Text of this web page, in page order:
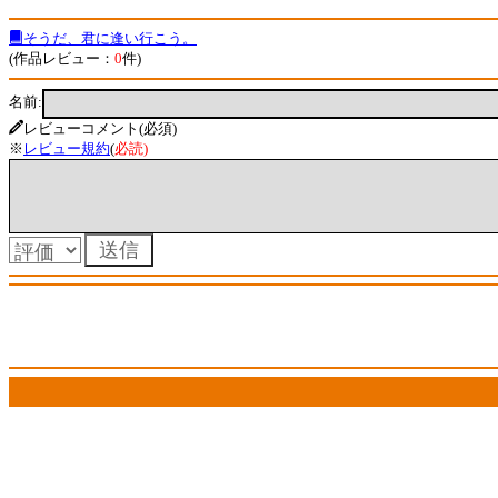
そうだ、君に逢い行こう。
(作品レビュー： 0件)
名前:
レビューコメント(必須)
※ レビュー規約(必読)